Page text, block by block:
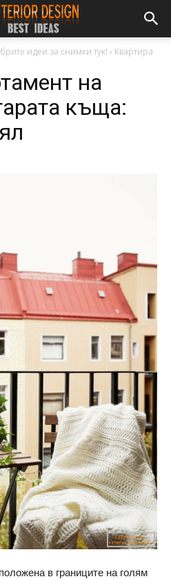
идеи за снимки тук! › Квартира
на
къща:
в границите на голям